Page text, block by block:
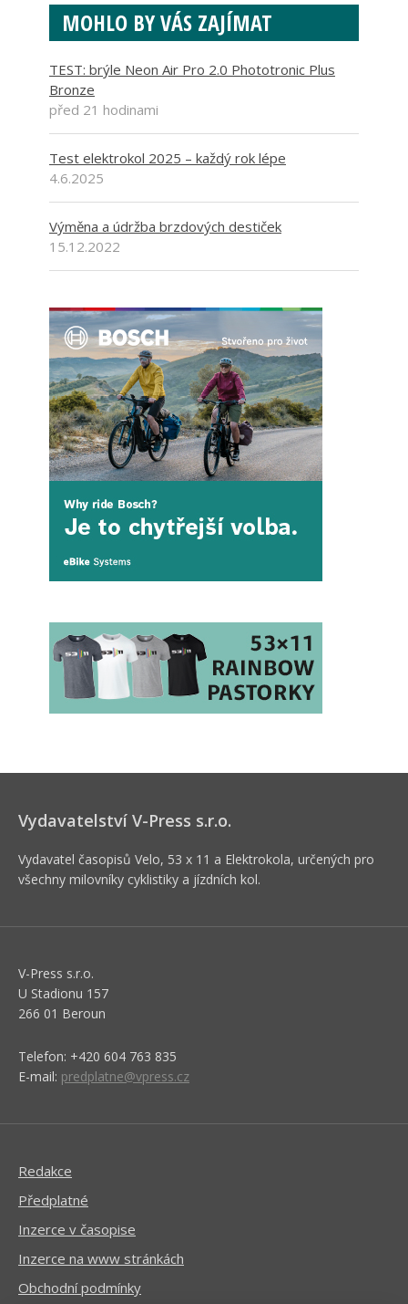
MOHLO BY VÁS ZAJÍMAT
TEST: brýle Neon Air Pro 2.0 Phototronic Plus
Bronze
před 21 hodinami
Test elektrokol 2025 – každý rok lépe
4.6.2025
Výměna a údržba brzdových destiček
15.12.2022
Vydavatelství V-Press s.r.o.
Vydavatel časopisů Velo, 53 x 11 a Elektrokola, určených pro
všechny milovníky cyklistiky a jízdních kol.
V-Press s.r.o.
U Stadionu 157
266 01 Beroun
Telefon: +420 604 763 835
E-mail: predplatne@vpress.cz
Redakce
Předplatné
Inzerce v časopise
Inzerce na www stránkách
Obchodní podmínky